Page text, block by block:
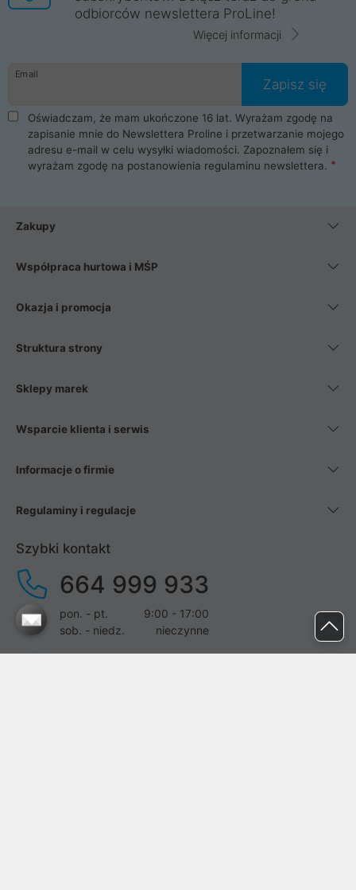
odbiorców newslettera ProLine!
Więcej informacji
Email
Zapisz się
Oświadczam, że mam ukończone 16 lat. Wyrażam zgodę na
zapisanie mnie do Newslettera Proline i przetwarzanie mojego
adresu e-mail w celu wysyłki wiadomości. Zapoznałem się i
wyrażam zgodę na postanowienia regulaminu newslettera.
Zakupy
Współpraca hurtowa i MŚP
Okazja i promocja
Struktura strony
Sklepy marek
Wsparcie klienta i serwis
Informacje o firmie
Regulaminy i regulacje
Szybki kontakt
664 999 933
pon. - pt.
9:00 - 17:00
sob. - niedz.
nieczynne